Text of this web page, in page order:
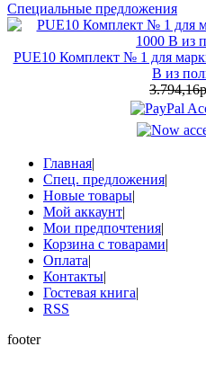
Специальные предложения
PUE10 Комплект № 1 для
В из
3.794,16р
Главная|
Спец. предложения|
Новые товары|
Мой аккаунт|
Мои предпочтения|
Корзина с товарами|
Оплата|
Контакты|
Гостевая книга|
RSS
footer